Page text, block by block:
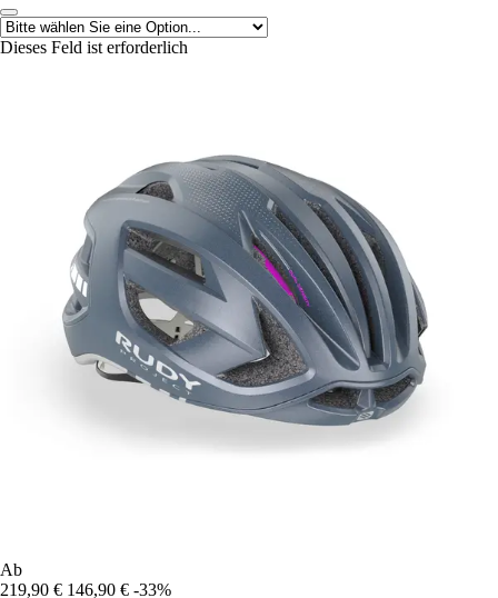
Dieses Feld ist erforderlich
Ab
219,90 € 146,90 € -33%